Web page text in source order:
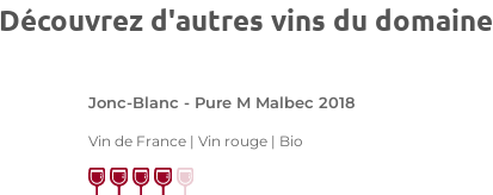
Découvrez d'autres vins du domaine
Jonc-Blanc - Pure M Malbec 2018
Vin de France | Vin rouge| Bio